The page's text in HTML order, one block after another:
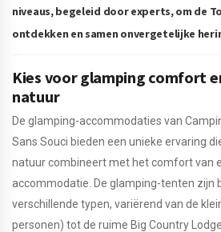
niveaus, begeleid door experts, om de
ontdekken en samen onvergetelijke
Kies voor glamping comfort
natuur
De glamping-accommodaties van
Sans Souci bieden een unieke ervaring
natuur combineert met het comfort van
accommodatie. De glamping-tenten zijn
verschillende typen, variërend van de
personen) tot de ruime Big Country